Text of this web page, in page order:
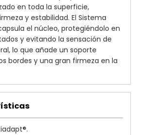
en toda la superficie,
y estabilidad. El Sistema
el núcleo, protegiéndolo en
y evitando la sensación de
lo que añade un soporte
bordes y una gran firmeza en la